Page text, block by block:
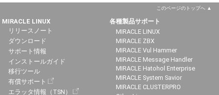
このページのトップへ
MIRACLE LINUX
リリースノート
ダウンロード
サポート情報
インストールガイド
移行ツール
有償サポート
エラッタ情報（TSN）
各種製品サポート
MIRACLE LINUX
MIRACLE ZBX
MIRACLE Vul Hammer
MIRACLE Message Handler
MIRACLE Hatohol Enterprise
MIRACLE System Savior
MIRACLE CLUSTERPRO